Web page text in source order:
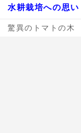
水耕栽培への思い
驚異のトマトの木